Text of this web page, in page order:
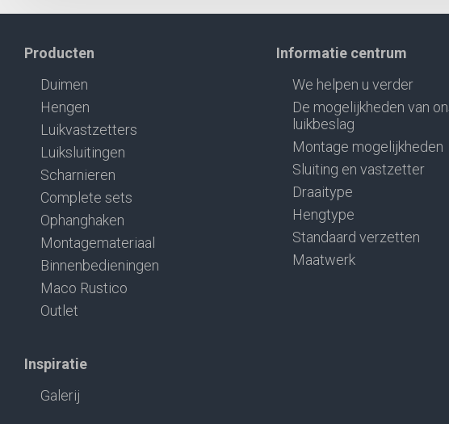
Producten
Duimen
Hengen
Luikvastzetters
Luiksluitingen
Scharnieren
Complete sets
Ophanghaken
Montagemateriaal
Binnenbedieningen
Maco Rustico
Outlet
Informatie centrum
We helpen u verder
De mogelijkheden van
luikbeslag
Montage mogelijkheden
Sluiting en vastzetter
Draaitype
Hengtype
Standaard verzetten
Maatwerk
Inspiratie
Galerij